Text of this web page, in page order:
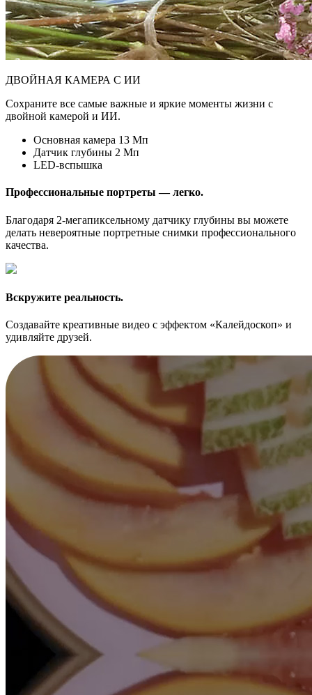
ДВОЙНАЯ КАМЕРА С ИИ
Сохраните все самые важные и яркие моменты жизни с
двойной камерой и ИИ.
Основная камера 13 Мп
Датчик глубины 2 Мп
LED-вспышка
Профессиональные портреты — легко.
Благодаря 2-мегапиксельному датчику глубины вы можете
делать невероятные портретные снимки профессионального
качества.
Вскружите реальность.
Создавайте креативные видео с эффектом «Калейдоскоп» и
удивляйте друзей.